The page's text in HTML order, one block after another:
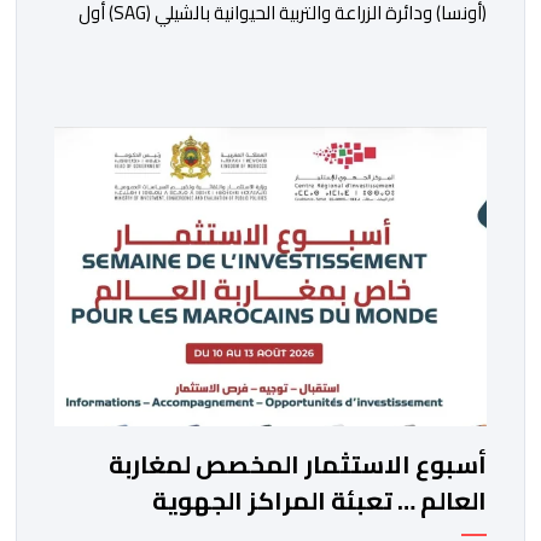
(أونسا) ودائرة الزراعة والتربية الحيوانية بالشيلي (SAG) أول
السلطات الشيلية، وممثلين عن القطاع الخاص ومن أوساط
التصدير، من مواءمة الإجراءات الصحية، والصحية النباتية
المطبقة على […]
أسبوع الاستثمار المخصص لمغاربة
العالم … تعبئة المراكز الجهوية